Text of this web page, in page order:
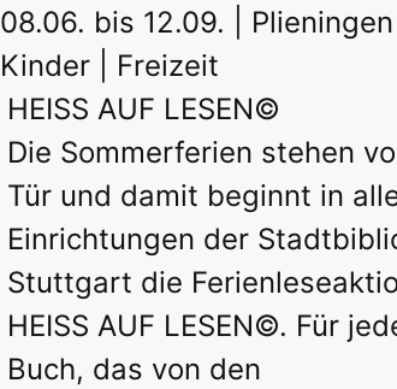
08.06. bis 12.09. | Plieningen
Kinder | Freizeit
HEISS AUF LESEN©
Die Sommerferien stehen
Tür und damit beginnt in
Einrichtungen der
Stuttgart die
HEISS AUF LESEN©. Für
Buch, das von den